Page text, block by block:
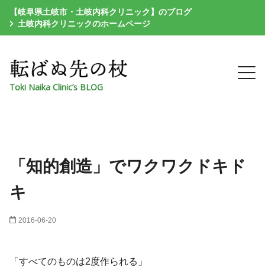
【岐阜県土岐市・土岐内科クリニック】のブログ
土岐内科クリニックのホームページ
Toki Naika Clinic’s BLOG
「知的創造」でワクワクドキド
キ
2016-06-20
「すべてのものは2度作られる」